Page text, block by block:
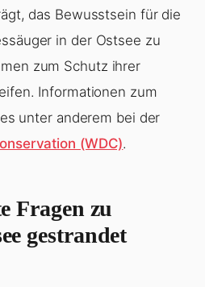
das Bewusstsein für die
in der Ostsee zu
zum Schutz ihrer
Informationen zum
unter anderem bei der
(WDC).
Fragen zu
gestrandet